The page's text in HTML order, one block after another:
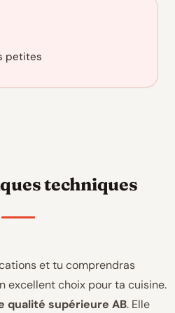
petites
techniques
et tu comprendras
excellent choix pour ta cuisine.
qualité supérieure AB. Elle